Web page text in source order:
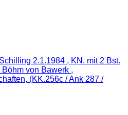
2.1.1984 , KN. mit 2 Bst.
von Bawerk ,
(KK.256c / Ank 287 /